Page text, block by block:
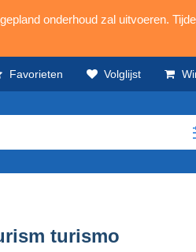
gepland onderhoud zal uitvoeren.
Favorieten Volglijst
turismo